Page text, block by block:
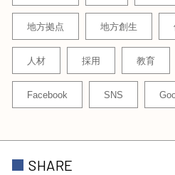
地方拠点 地方創生
人材 採用 教育
Facebook SNS
SHARE